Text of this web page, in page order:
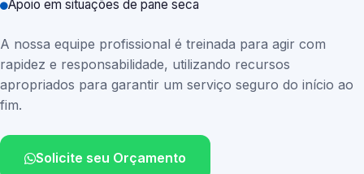
Apoio em situações de pane seca
A nossa equipe profissional é treinada para agir com
rapidez e responsabilidade, utilizando recursos
apropriados para garantir um serviço seguro do início ao
fim.
Solicite seu Orçamento